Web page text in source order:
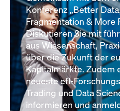
Konferenz „Better
Fragmentation & More
Diskutieren Sie mit
aus Wissenschaft,
über die Zukunft der
Kapitalmärkte. Zudem
neueste efl-
Trading und Data
informieren und